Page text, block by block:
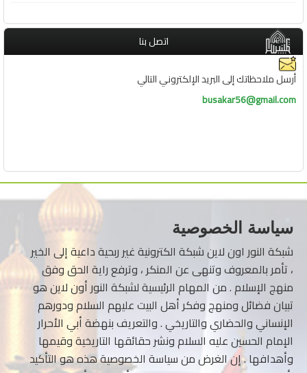
اتصل بنا
أرسل ملاحظاتك إلى البريد الإلكتروني التالي
busakar56@gmail.com
سياسة الخصوصية
شبكة النور اون لاين شبكة الكترونية غير ربحية داعية إلى الخير
، تأمر بالمعروف وتنهى عن المنكر ، وترفع راية الحق وفق
منهج الإسلام . من المهام الرئيسية لشبكة النور أون لاين هو
تبيان فضائل ومنهج وفكر أهل البيت عليهم السلام ودورهم
الإنساني والحضاري والتاريخي . والتعريف بنهضة أبي الأحرار
الإمام الحسين عليه السلام ونشر حقائقها التاريخية وقيمها
وأهدافها . إن الغرض من سياسة الخصوصية هذه هو التأكيد